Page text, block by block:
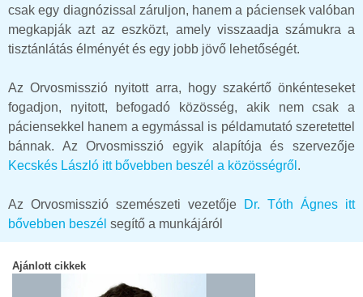
csak egy diagnózissal záruljon, hanem a páciensek valóban
megkapják azt az eszközt, amely visszaadja számukra a
tisztánlátás élményét és egy jobb jövő lehetőségét.
Az Orvosmisszió nyitott arra, hogy szakértő önkénteseket
fogadjon, nyitott, befogadó közösség, akik nem csak a
páciensekkel hanem a egymással is példamutató szeretettel
bánnak. Az Orvosmisszió egyik alapítója és szervezője
Kecskés László itt bővebben beszél a közösségről .
Az Orvosmisszió szemészeti vezetője
Dr. Tóth Ágnes itt
bővebben beszél segítő a munkájáról
Ajánlott cikkek